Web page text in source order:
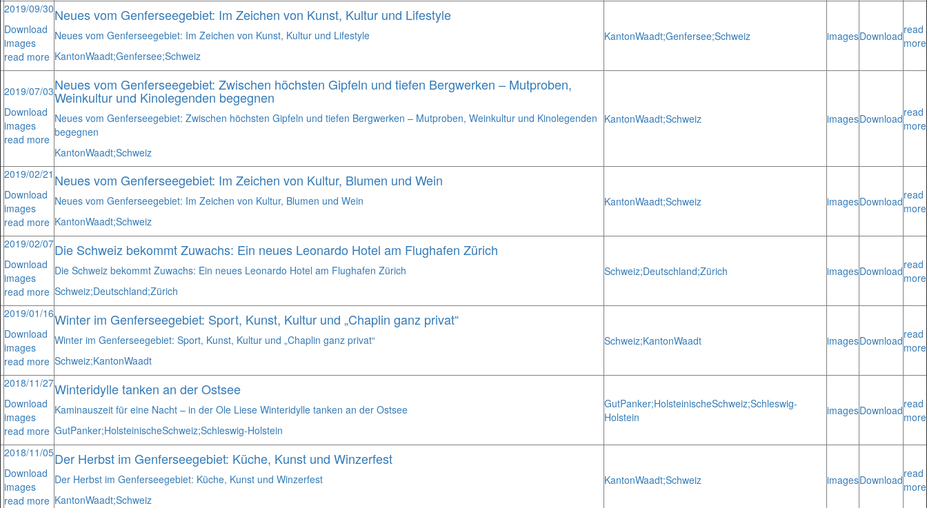
2019/09/30
Download
images
read more
Neues vom Genferseegebiet: Im Zeichen von Kunst, Kultur und Lifestyle
Neues vom Genferseegebiet: Im Zeichen von Kunst, Kultur und Lifestyle
KantonWaadt;Genfersee;Schweiz
KantonWaadt;Genfersee;Schweiz imagesDownloadread
more
2019/07/03
Download
images
read more
Neues vom Genferseegebiet: Zwischen höchsten Gipfeln und tiefen Bergwerken – Mutproben,
Weinkultur und Kinolegenden begegnen
Neues vom Genferseegebiet: Zwischen höchsten Gipfeln und tiefen Bergwerken – Mutproben, Weinkultur und Kinolegenden
begegnen
KantonWaadt;Schweiz
KantonWaadt;Schweiz imagesDownloadread
more
2019/02/21
Download
images
read more
Neues vom Genferseegebiet: Im Zeichen von Kultur, Blumen und Wein
Neues vom Genferseegebiet: Im Zeichen von Kultur, Blumen und Wein
KantonWaadt;Schweiz
KantonWaadt;Schweiz imagesDownloadread
more
2019/02/07
Download
images
read more
Die Schweiz bekommt Zuwachs: Ein neues Leonardo Hotel am Flughafen Zürich
Die Schweiz bekommt Zuwachs: Ein neues Leonardo Hotel am Flughafen Zürich
Schweiz;Deutschland;Zürich
Schweiz;Deutschland;Zürich imagesDownloadread
more
2019/01/16
Download
images
read more
Winter im Genferseegebiet: Sport, Kunst, Kultur und „Chaplin ganz privat“
Winter im Genferseegebiet: Sport, Kunst, Kultur und „Chaplin ganz privat“
Schweiz;KantonWaadt
Schweiz;KantonWaadt imagesDownloadread
more
2018/11/27
Download
images
read more
Winteridylle tanken an der Ostsee
Kaminauszeit für eine Nacht – in der Ole Liese Winteridylle tanken an der Ostsee
GutPanker;HolsteinischeSchweiz;Schleswig-Holstein
GutPanker;HolsteinischeSchweiz;Schleswig-
Holstein
imagesDownloadread
more
2018/11/05
Download
images
read more
Der Herbst im Genferseegebiet: Küche, Kunst und Winzerfest
Der Herbst im Genferseegebiet: Küche, Kunst und Winzerfest
KantonWaadt;Schweiz
KantonWaadt;Schweiz imagesDownloadread
more